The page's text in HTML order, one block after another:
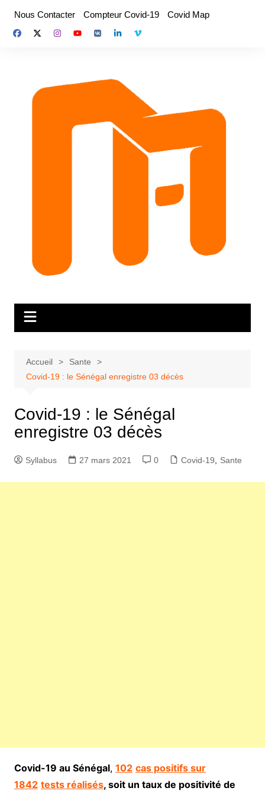
contenu
Nous Contacter Compteur Covid-19 Covid Map
Accueil
Sante
Covid-19 : le Sénégal enregistre 03 décès
Covid-19 : le Sénégal
enregistre 03 décès
Syllabus 27 mars 2021 0 Covid-19 Sante
Covid-19 au Sénégal, 102 cas positifs sur
1842 tests réalisés, soit un taux de positivité de